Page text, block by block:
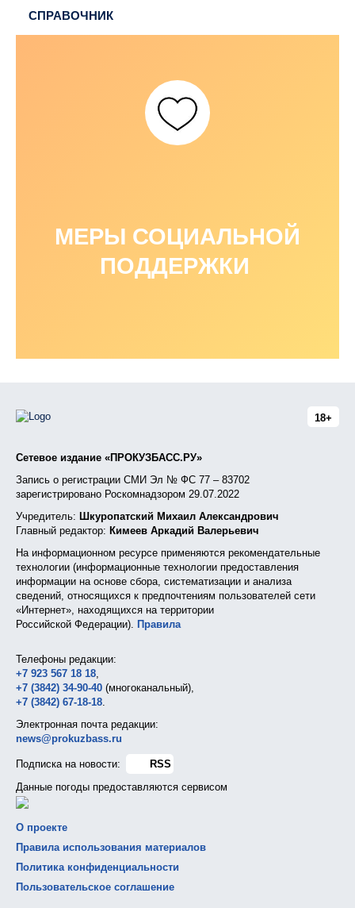
СПРАВОЧНИК
МЕРЫ СОЦИАЛЬНОЙ
ПОДДЕРЖКИ
18+
Сетевое издание «ПРОКУЗБАСС.РУ»
Запись о регистрации СМИ Эл № ФС 77 – 83702
зарегистрировано Роскомнадзором 29.07.2022
Учредитель: Шкуропатский Михаил Александрович
Главный редактор: Кимеев Аркадий Валерьевич
На информационном ресурсе применяются рекомендательные
технологии (информационные технологии предоставления
информации на основе сбора, систематизации и анализа
сведений, относящихся к предпочтениям пользователей сети
«Интернет», находящихся на территории
Российской Федерации). Правила
Телефоны редакции:
+7 923 567 18 18,
+7 (3842) 34-90-40 (многоканальный),
+7 (3842) 67-18-18.
Электронная почта редакции:
news@prokuzbass.ru
Подписка на новости:
RSS
Данные погоды предоставляются сервисом
О проекте
Правила использования материалов
Политика конфиденциальности
Пользовательское соглашение